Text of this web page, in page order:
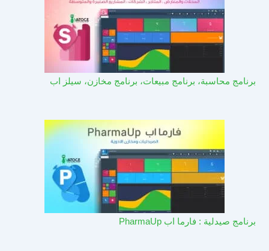
برنامج محاسبة، برنامج مبيعات، برنامج مخازن، سيلز اب
برنامج صيدلية : فارما اب PharmaUp​